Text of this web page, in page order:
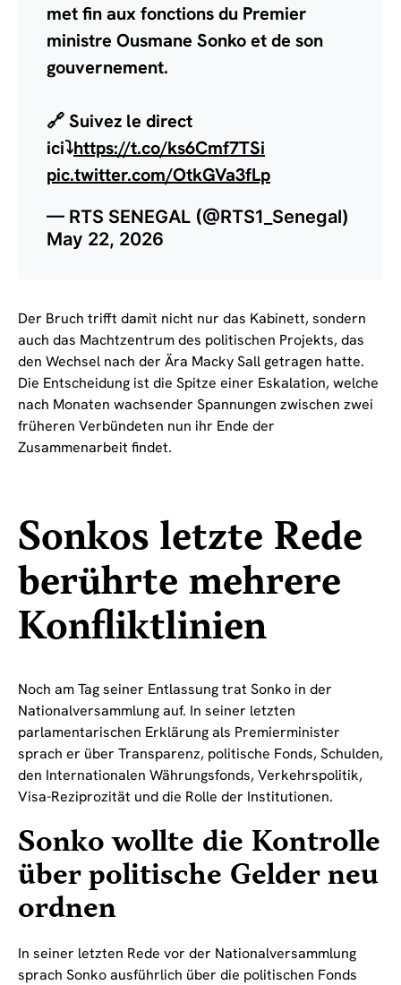
met fin aux fonctions du Premier
ministre Ousmane Sonko et de son
gouvernement.
🔗 Suivez le direct
ici⤵️https://t.co/ks6Cmf7TSi
pic.twitter.com/OtkGVa3fLp
— RTS SENEGAL (@RTS1_Senegal)
May 22, 2026
Der Bruch trifft damit nicht nur das Kabinett, sondern
auch das Machtzentrum des politischen Projekts, das
den Wechsel nach der Ära Macky Sall getragen hatte.
Die Entscheidung ist die Spitze einer Eskalation, welche
nach Monaten wachsender Spannungen zwischen zwei
früheren Verbündeten nun ihr Ende der
Zusammenarbeit findet.
Sonkos letzte Rede
berührte mehrere
Konfliktlinien
Noch am Tag seiner Entlassung trat Sonko in der
Nationalversammlung auf. In seiner letzten
parlamentarischen Erklärung als Premierminister
sprach er über Transparenz, politische Fonds, Schulden,
den Internationalen Währungsfonds, Verkehrspolitik,
Visa-Reziprozität und die Rolle der Institutionen.
Sonko wollte die Kontrolle
über politische Gelder neu
ordnen
In seiner letzten Rede vor der Nationalversammlung
sprach Sonko ausführlich über die politischen Fonds